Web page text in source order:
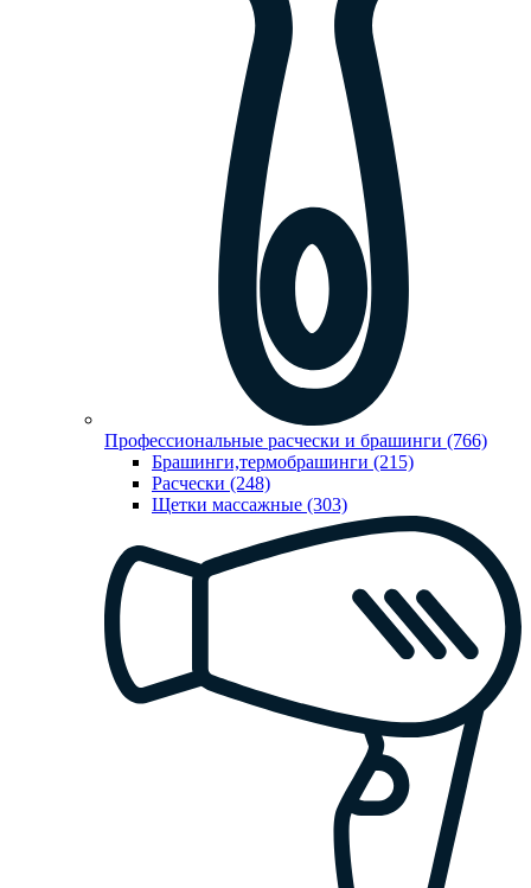
Профессиональные расчески и брашинги (766)
Брашинги,термобрашинги (215)
Расчески (248)
Щетки массажные (303)